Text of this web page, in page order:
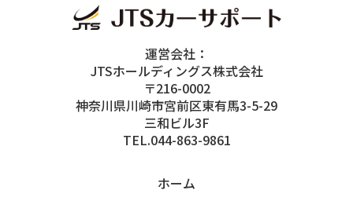
運営会社：
JTSホールディングス株式会社
〒216-0002
神奈川県川崎市宮前区東有馬3-5-29
三和ビル3F
TEL.044-863-9861
ホーム